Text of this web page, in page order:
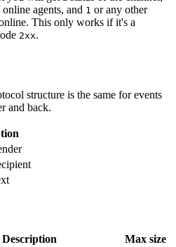
agents, and 1 or any other
This only works if it's a
2xx.
structure is the same for events
and back.
Description Max size